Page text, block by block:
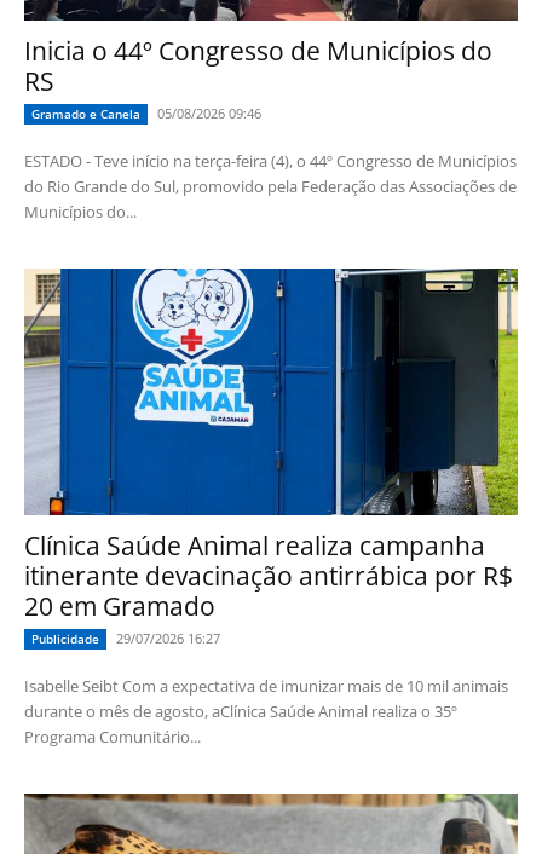
Inicia o 44º Congresso de Municípios do
RS
Gramado e Canela 05/08/2026 09:46
ESTADO - Teve início na terça-feira (4), o 44º Congresso de Municípios
do Rio Grande do Sul, promovido pela Federação das Associações de
Municípios do...
Clínica Saúde Animal realiza campanha
itinerante devacinação antirrábica por R$
20 em Gramado
Publicidade 29/07/2026 16:27
Isabelle Seibt Com a expectativa de imunizar mais de 10 mil animais
durante o mês de agosto, aClínica Saúde Animal realiza o 35º
Programa Comunitário...